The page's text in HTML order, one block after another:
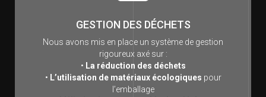
GESTION DES DÉCHETS
Nous avons mis en place un système de gestion
rigoureux axé sur :
• La réduction des déchets
• L’utilisation de matériaux écologiques pour
l’emballage